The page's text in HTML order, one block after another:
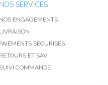
NOS SERVICES
NOS ENGAGEMENTS
LIVRAISON
PAIEMENTS SÉCURISÉS
RETOURS ET SAV
SUIVI COMMANDE